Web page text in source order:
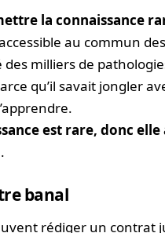
la connaissance
au commun
milliers de
qu’il savait jongler
est rare, donc elle
banal
rédiger un contrat